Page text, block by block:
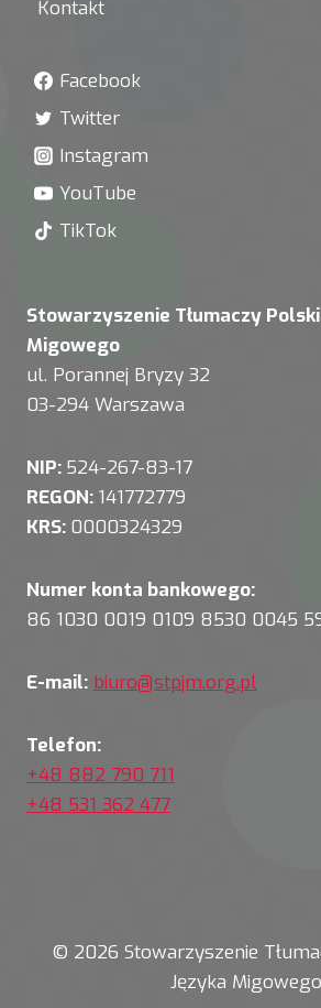
Kontakt
Facebook
Twitter
Instagram
YouTube
TikTok
Stowarzyszenie Tłumaczy
Migowego
ul. Porannej Bryzy 32
03-294 Warszawa
NIP: 524-267-83-17
REGON: 141772779
KRS: 0000324329
Numer konta bankowego:
86 1030 0019 0109 8530 0045
E-mail: biuro@stpjm.org.pl
Telefon:
+48 882 790 711
+48 531 362 477
© 2026 Stowarzyszenie
Języka Migowego